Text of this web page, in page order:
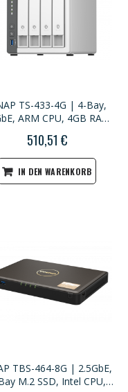
TS-433-4G | 4-Bay,
ARM CPU, 4GB RAM,
510,51 €
IN DEN WARENKORB
TBS-464-8G | 2.5GbE,
M.2 SSD, Intel CPU,